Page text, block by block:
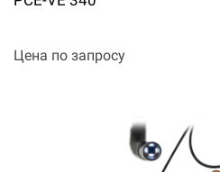
Цена по запросу